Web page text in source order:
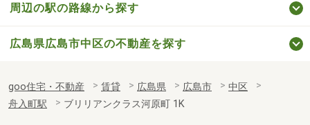
周辺の駅の路線から探す
広島県広島市中区の不動産を探す
goo住宅・不動産 賃貸 広島県 広島市
中区
舟入町駅
ブリリアンクラス河原町 1K